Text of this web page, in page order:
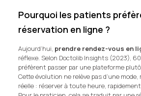
Pourquoi les patients
réservation en ligne ?
Aujourd’hui, prendre rendez-vous en
réflexe. Selon Doctolib Insights (2023),
préfèrent passer par une plateforme
Cette évolution ne relève pas d’une
réelle : réserver à toute heure,